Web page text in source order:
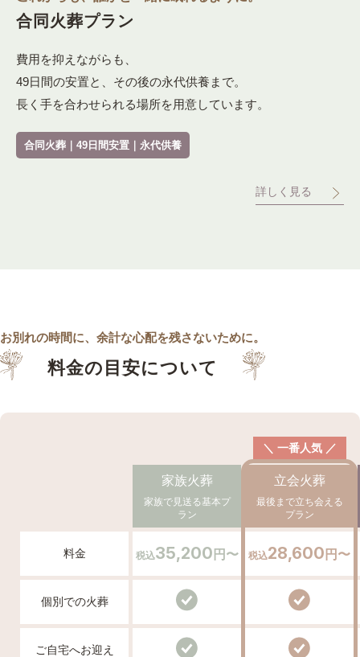
合同火葬プラン
費用を抑えながらも、
49日間の安置と、その後の永代供養まで。
長く手を合わせられる場所を用意しています。
合同火葬｜49日間安置｜永代供養
詳しく見る
お別れの時間に、余計な心配を残さないために。
料金の目安について
＼ 一番人気 ／
家族火葬
家族で見送る基本プ
ラン
立会火葬
最後まで立ち会える
プラン
料金 税込35,200円〜 税込28,600円〜
個別での火葬
ご自宅へお迎え